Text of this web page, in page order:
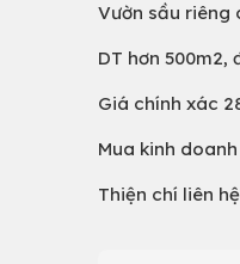
Vườn sầu riêng
DT hơn
Giá chính xác
Mua kinh
Thiện chí liên